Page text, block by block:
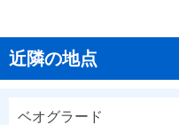
近隣の地点
ベオグラード